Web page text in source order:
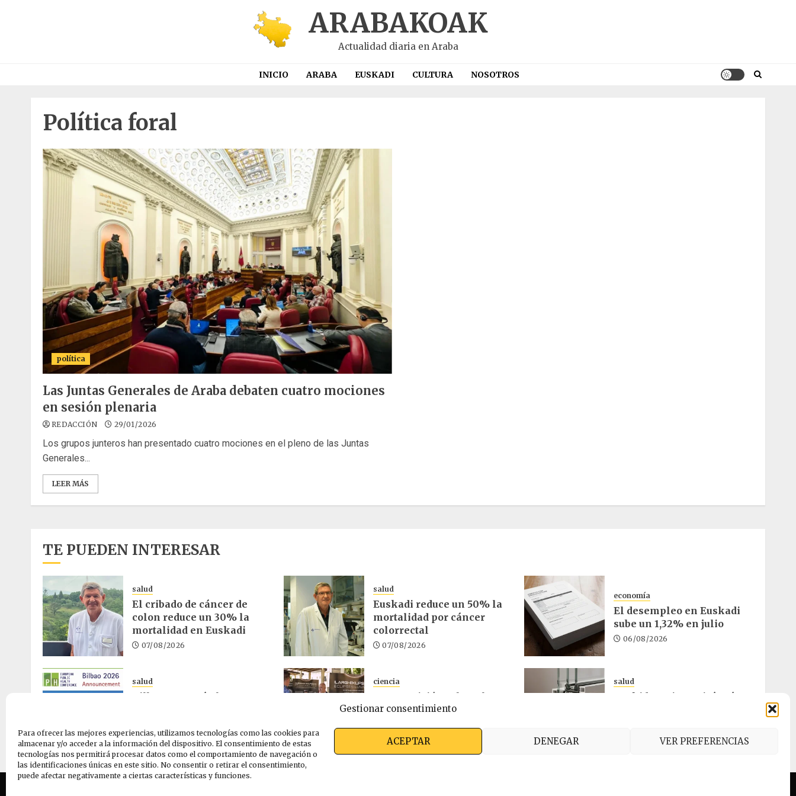
Gestionar consentimiento
Para ofrecer las mejores experiencias, utilizamos tecnologías como las cookies para
almacenar y/o acceder a la información del dispositivo. El consentimiento de estas
tecnologías nos permitirá procesar datos como el comportamiento de navegación o
las identificaciones únicas en este sitio. No consentir o retirar el consentimiento,
puede afectar negativamente a ciertas características y funciones.
ACEPTAR DENEGAR VER PREFERENCIAS
ARABAKOAK
Actualidad diaria en Araba
INICIO ARABA EUSKADI CULTURA NOSOTROS
Política foral
política
Las Juntas Generales de Araba debaten cuatro mociones
en sesión plenaria
REDACCIÓN 29/01/2026
Los grupos junteros han presentado cuatro mociones en el pleno de las Juntas
Generales...
LEER MÁS
TE PUEDEN INTERESAR
salud
El cribado de cáncer de
colon reduce un 30% la
mortalidad en Euskadi
07/08/2026
salud
Euskadi reduce un 50% la
mortalidad por cáncer
colorrectal
07/08/2026
economía
El desempleo en Euskadi
sube un 1,32% en julio
06/08/2026
salud
Bilbao acogerá el mayor
06/08/2026
ciencia
La exposición sobre el
eclipse concluye en
06/08/2026
salud
Osakidetza invertirá más
05/08/2026